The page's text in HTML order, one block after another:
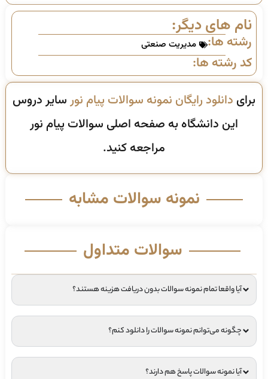
نام های دیگر:
رشته ها: مدیریت صنعتی
کد رشته ها:
برای دانلود رایگان نمونه سوالات پیام نورسایر دروس
این دانشگاه به صفحه اصلی سوالات پیام نور
مراجعه کنید.
نمونه سوالات مشابه
سوالات متداول
آیا واقعا تمام نمونه سوالات بدون دریافت هزینه هستند؟
چگونه می‌توانم نمونه سوالات را دانلود کنم؟
آیا نمونه سوالات پاسخ هم دارند؟